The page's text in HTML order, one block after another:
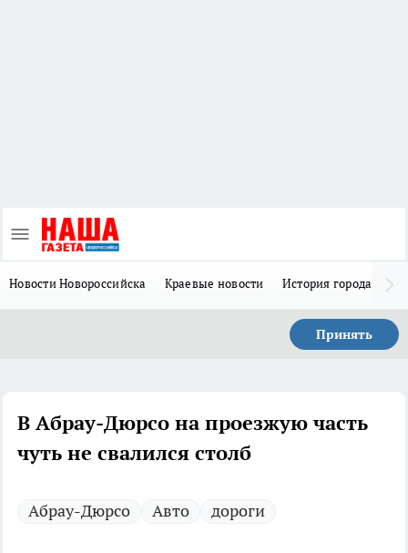
Новости Новороссийска Краевые новости История города Н
Принять
В Абрау-Дюрсо на проезжую часть
чуть не свалился столб
Абрау-Дюрсо Авто дороги